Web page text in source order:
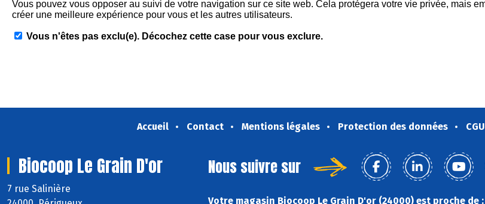
Accueil Contact Mentions légales Protection des données CGU
Biocoop Le Grain D'or
7 rue Salinière
Nous suivre sur
Votre magasin Biocoop Le Grain D'or (24000) est proche de :